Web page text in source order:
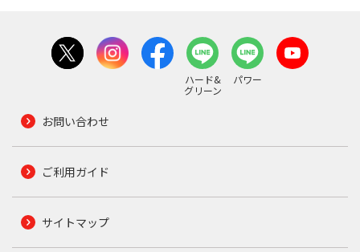
ハード&
グリーン
パワー
お問い合わせ
ご利用ガイド
サイトマップ